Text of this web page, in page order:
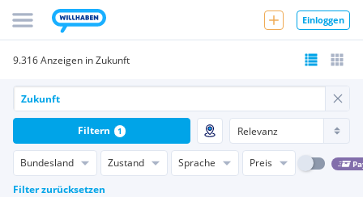
Einloggen
9.316 Anzeigen in Zukunft
Bundesland Zustand Sprache Preis
Filter zurücksetzen
Filtern 1